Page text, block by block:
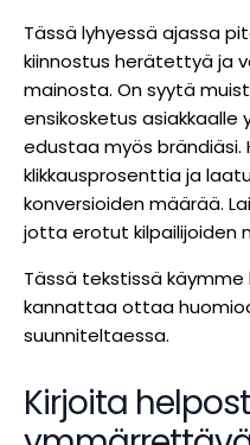
Tässä lyhyessä ajassa
kiinnostus herätettyä ja
mainosta. On syytä
ensikosketus asiakkaalle
edustaa myös
klikkausprosenttia ja
konversioiden määrää.
jotta erotut kilpailijoiden
Tässä tekstissä
kannattaa ottaa
suunniteltaessa.
Kirjoita